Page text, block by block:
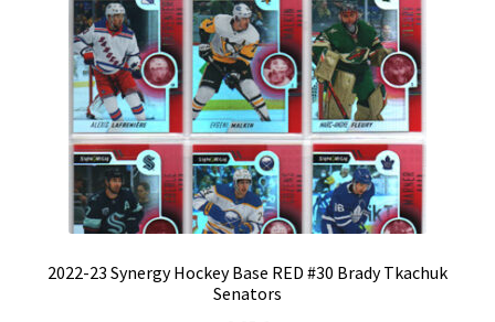
2022-23 Synergy Hockey Base RED #30 Brady Tkachuk
Senators